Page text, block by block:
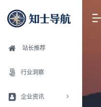
站长推荐
行业洞察
企业资讯